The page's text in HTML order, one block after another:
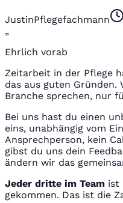
JustinPflegefachmann
„
Ehrlich vorab
Zeitarbeit in der Pflege
das aus guten
Branche sprechen, nur
Bei uns hast du einen
eins, unabhängig vom
Ansprechperson, kein
gibst du uns dein
ändern wir das
Jeder dritte im Team ist
gekommen. Das ist die